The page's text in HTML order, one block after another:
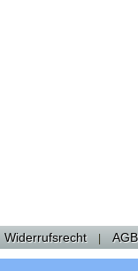
Widerrufsrecht AGB